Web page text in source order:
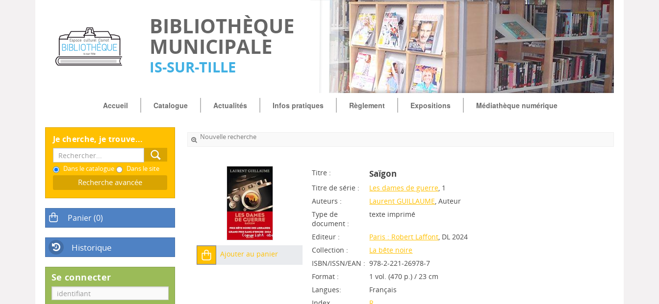
BIBLIOTHÈQUE
MUNICIPALE
IS-SUR-TILLE
Accueil Catalogue Actualités Infos pratiques Règlement Expositions Médiathèque numérique
Je cherche, je trouve...
Dans le catalogue Dans le site
Recherche avancée
Historique
Se connecter
Nouvelle recherche
Ajouter au panier
Titre : Saïgon
Titre de série : Les dames de guerre, 1
Auteurs :
Laurent GUILLAUME, Auteur
Type de
document :
texte imprimé
Editeur : Paris : Robert Laffont, DL 2024
Collection :
La bête noire
ISBN/ISSN/EAN : 978-2-221-26978-7
Format :
1 vol. (470 p.) / 23 cm
Langues:
Français